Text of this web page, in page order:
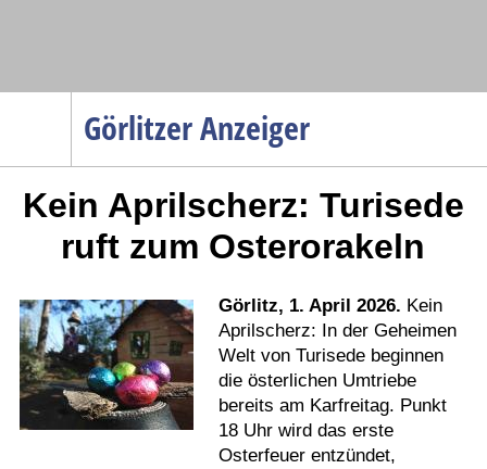
Görlitzer Anzeiger
Menüpunkte
Politik
Gesellschaft
Wirtschaft
Service
Verkehr
Gesundheit
Kein Aprilscherz: Turisede
ruft zum Osterorakeln
Görlitz, 1. April 2026. Kein
Aprilscherz: In der Geheimen
Welt von Turisede beginnen
die österlichen Umtriebe
bereits am Karfreitag. Punkt
18 Uhr wird das erste
Osterfeuer entzündet,